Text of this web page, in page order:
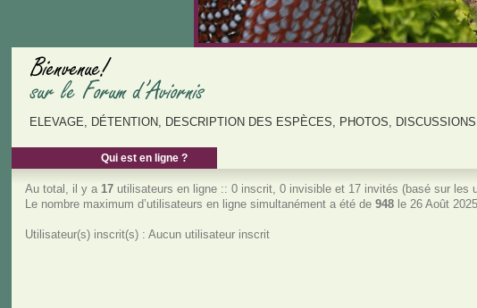
ELEVAGE, DÉTENTION, DESCRIPTION DES ESPÈCES, PHOTOS,
Qui est en ligne ?
Au total, il y a 17 utilisateurs en ligne :: 0 inscrit, 0 invisible et 17 invités (basé sur les
Le nombre maximum d’utilisateurs en ligne simultanément a été de948 le 26 Août
Utilisateur(s) inscrit(s) : Aucun utilisateur inscrit